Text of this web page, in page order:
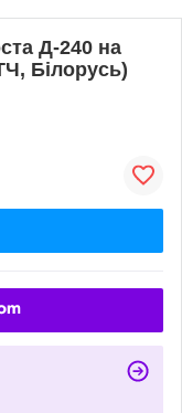
Д-240 на
Білорусь)